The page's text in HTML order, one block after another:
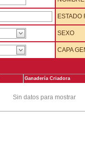
ESTADO
SEXO
CAPA
Ganadería Criadora
Sin datos para mostrar